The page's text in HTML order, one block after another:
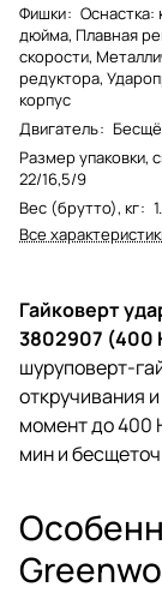
Фишки: Оснастка:
дюйма, Плавная
скорости,
редуктора,
корпус
Двигатель:
Размер
22/16,5/9
Вес (брутто), кг:
Все
Гайковерт
3802907 (400
шуруповерт-
откручивания
момент до 400
мин и